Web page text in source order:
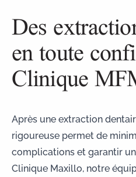
Des
en toute
Clinique
Après une extraction
rigoureuse permet de
complications et garantir
Clinique Maxillo, notre